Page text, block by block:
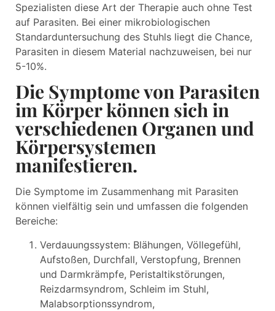
Spezialisten diese Art der Therapie auch ohne Test
auf Parasiten. Bei einer mikrobiologischen
Standarduntersuchung des Stuhls liegt die Chance,
Parasiten in diesem Material nachzuweisen, bei nur
5-10%.
Die Symptome von Parasiten
im Körper können sich in
verschiedenen Organen und
Körpersystemen
manifestieren.
Die Symptome im Zusammenhang mit Parasiten
können vielfältig sein und umfassen die folgenden
Bereiche:
Verdauungssystem: Blähungen, Völlegefühl,
Aufstoßen, Durchfall, Verstopfung, Brennen
und Darmkrämpfe, Peristaltikstörungen,
Reizdarmsyndrom, Schleim im Stuhl,
Malabsorptionssyndrom,